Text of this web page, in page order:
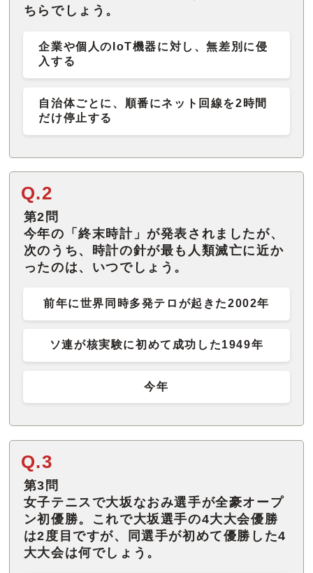
ちらでしょう。
企業や個人のIoT機器に対し、無差別に侵
入する
自治体ごとに、順番にネット回線を2時間
だけ停止する
Q.2
第2問
今年の「終末時計」が発表されましたが、
次のうち、時計の針が最も人類滅亡に近か
ったのは、いつでしょう。
前年に世界同時多発テロが起きた2002年
ソ連が核実験に初めて成功した1949年
今年
Q.3
第3問
女子テニスで大坂なおみ選手が全豪オープ
ン初優勝。これで大坂選手の4大大会優勝
は2度目ですが、同選手が初めて優勝した4
大大会は何でしょう。